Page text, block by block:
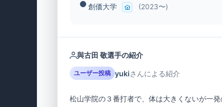
創価大学 (2023〜)
與古田 敬選手の紹介
ユーザー投稿 yukiさんによる紹介